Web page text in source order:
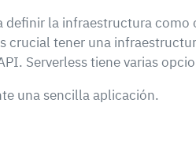
la infraestructura como
tener una
Serverless tiene varias
una sencilla aplicación.